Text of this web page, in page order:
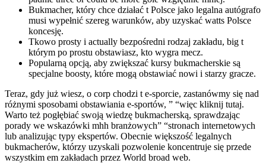
Bukmacher, który chce działać t Polsce jako legalna autógrafo
musi wypełnić szereg warunków, aby uzyskać watts Polsce
koncesję.
Tkowo prosty i actually bezpośredni rodzaj zakładu, big t
którym po prostu obstawiasz, kto wygra mecz.
Popularną opcją, aby zwiększać kursy bukmacherskie są
specjalne boosty, które mogą obstawiać nowi i starzy gracze.
Teraz, gdy już wiesz, o corp chodzi t e-sporcie, zastanówmy się nad
różnymi sposobami obstawiania e-sportów, ” “więc kliknij tutaj.
Warto też pogłębiać swoją wiedzę bukmacherską, sprawdzając
porady we wskazówki mhh branżowych” “stronach internetowych
lub analizując typy ekspertów. Obecnie większość legalnych
bukmacherów, którzy uzyskali pozwolenie koncentruje się przede
wszystkim em zakładach przez World broad web.